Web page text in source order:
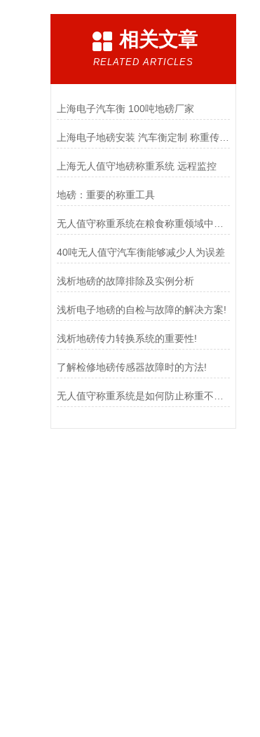
相关文章
RELATED ARTICLES
上海电子汽车衡 100吨地磅厂家
上海电子地磅安装 汽车衡定制 称重传感器
上海无人值守地磅称重系统 远程监控
地磅：重要的称重工具
40吨无人值守汽车衡能够减少人为误差
浅析地磅的故障排除及实例分析
浅析电子地磅的自检与故障的解决方案!
浅析地磅传力转换系统的重要性!
了解检修地磅传感器故障时的方法!